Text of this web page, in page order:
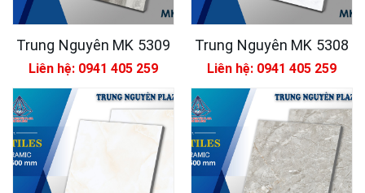
Trung Nguyên MK 5309
Liên hệ: 0941 405 259
Trung Nguyên MK 5308
Liên hệ: 0941 405 259